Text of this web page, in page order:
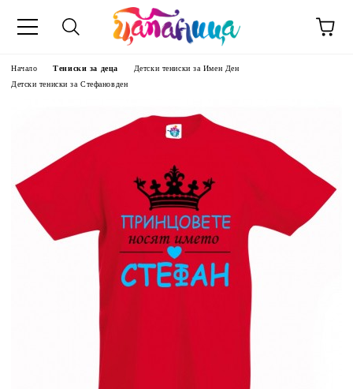
Начало Тениски за деца
Детски тениски за Имен Ден
Детски тениски за Стефановден